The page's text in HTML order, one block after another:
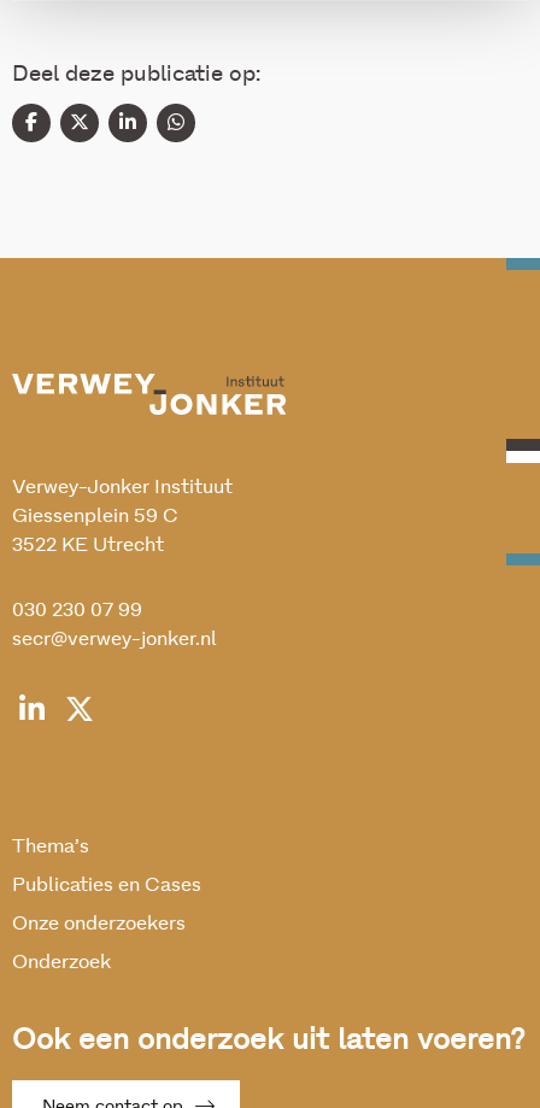
Deel deze publicatie op:
Verwey-Jonker Instituut
Giessenplein 59 C
3522 KE Utrecht
030 230 07 99
secr@verwey-jonker.nl
Thema’s
Publicaties en Cases
Onze onderzoekers
Onderzoek
Ook een onderzoek uit laten voeren?